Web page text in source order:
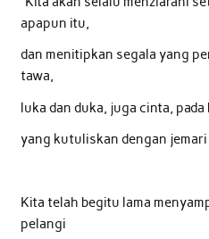
apapun itu,
dan menitipkan segala yang
tawa,
luka dan duka, juga cinta,
yang kutuliskan dengan
Kita telah begitu lama
pelangi